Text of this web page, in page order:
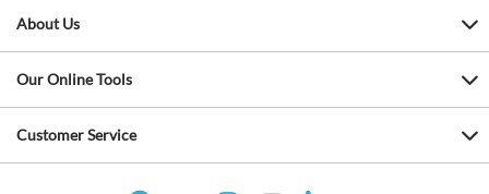
About Us
Our Online Tools
Customer Service